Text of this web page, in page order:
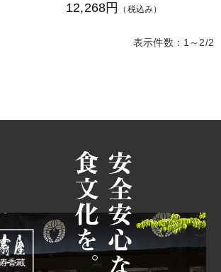
12,268円 （税込み）
表示件数：1～2/2